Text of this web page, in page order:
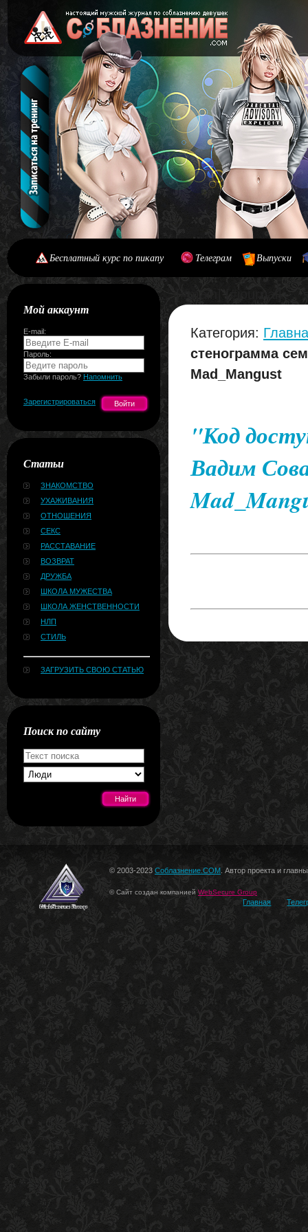
Бесплатный курс по пикапу Телеграм Выпуски
Мой аккаунт
E-mail:
Пароль:
Забыли пароль? Напомнить
Зарегистрироваться
Статьи
ЗНАКОМСТВО
УХАЖИВАНИЯ
ОТНОШЕНИЯ
СЕКС
РАССТАВАНИЕ
ВОЗВРАТ
ДРУЖБА
ШКОЛА МУЖЕСТВА
ШКОЛА ЖЕНСТВЕННОСТИ
НЛП
СТИЛЬ
ЗАГРУЗИТЬ СВОЮ СТАТЬЮ
Поиск по сайту
Категория:
стенограмма
Mad_Mangust
"Код
Вадим
© 2003-2023 Соблазнение.COM . Автор проекта и
© Сайт создан компанией WebSecure Group
Главная